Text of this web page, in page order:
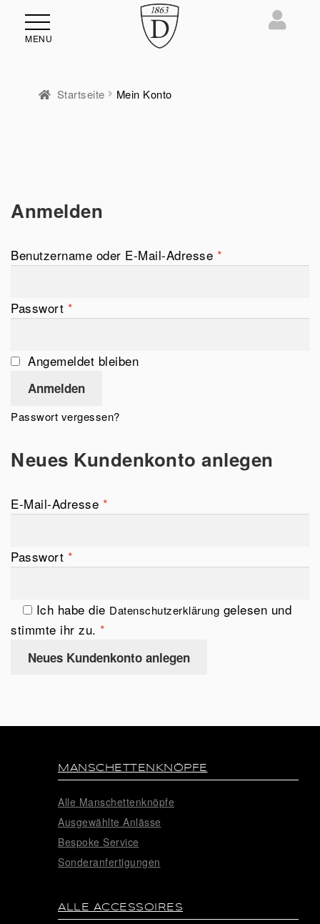
MENU
Startseite Mein Konto
Anmelden
Benutzername oder E-Mail-Adresse *
Passwort *
Angemeldet bleiben
Anmelden
Passwort vergessen?
Neues Kundenkonto anlegen
E-Mail-Adresse *
Passwort *
Ich habe die Datenschutzerklärung gelesen und
stimmte ihr zu. *
Neues Kundenkonto anlegen
MANSCHETTENKNÖPFE
Alle Manschettenknöpfe
Ausgewählte Anlässe
Bespoke Service
Sonderanfertigungen
ALLE ACCESSOIRES